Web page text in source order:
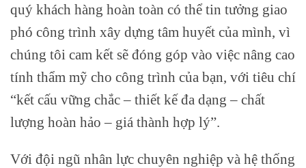
quý khách hàng hoàn toàn có thể tin tưởng giao
phó công trình xây dựng tâm huyết của mình, vì
chúng tôi cam kết sẽ đóng góp vào việc nâng cao
tính thẩm mỹ cho công trình của bạn, với tiêu chí
“kết cấu vững chắc – thiết kế đa dạng – chất
lượng hoàn hảo – giá thành hợp lý”.
Với đội ngũ nhân lực chuyên nghiệp và hệ thống